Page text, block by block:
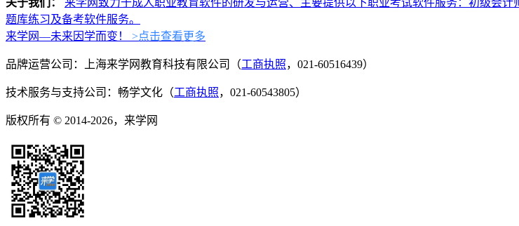
题库练习及备考软件服务。
来学网—未来因学而变！
>点击查看更多
品牌运营公司：上海来学网教育科技有限公司（工商执照，021-60516439）
技术服务与支持公司：畅学文化（工商执照，021-60543805）
版权所有 © 2014-2026，来学网